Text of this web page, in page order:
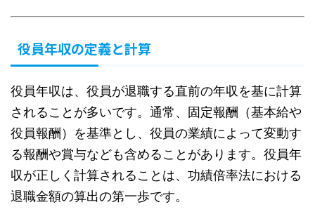
役員年収の定義と計算
役員年収は、役員が退職する直前の年収を基に計算
されることが多いです。通常、固定報酬（基本給や
役員報酬）を基準とし、役員の業績によって変動す
る報酬や賞与なども含めることがあります。役員年
収が正しく計算されることは、功績倍率法における
退職金額の算出の第一歩です。